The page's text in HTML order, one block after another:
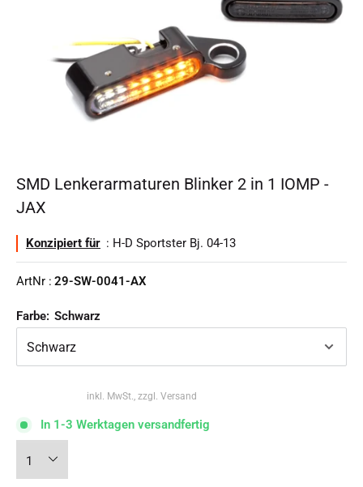
SMD Lenkerarmaturen Blinker 2 in 1 IOMP -
JAX
Konzipiert für : H-D Sportster Bj. 04-13
ArtNr : 29-SW-0041-AX
Farbe: Schwarz
inkl. MwSt., zzgl. Versand
In 1-3 Werktagen versandfertig